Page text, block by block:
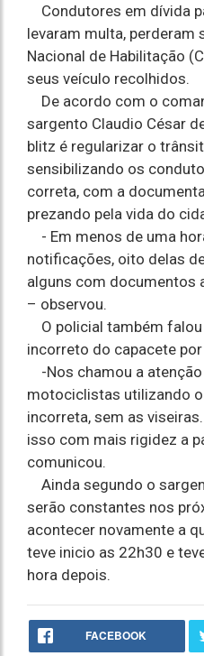
Condutores em dívida
levaram multa, perderam
Nacional de Habilitação
seus veículo recolhidos.
De acordo com o
sargento Claudio César
blitz é regularizar o
sensibilizando os
correta, com a
prezando pela vida do
- Em menos de uma
notificações, oito delas
alguns com documentos
– observou.
O policial também
incorreto do capacete
-Nos chamou a
motociclistas utilizando
incorreta, sem as
isso com mais rigidez a
comunicou.
Ainda segundo o
serão constantes nos
acontecer novamente a
teve inicio as 22h30 e
hora depois.
FACEBOOK